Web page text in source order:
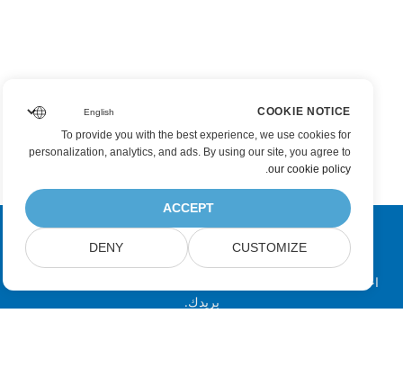
اشترك في تحديثات منتجات Aspose
احصل على النشرات الإخبارية الشهرية والعروض مباشرةً في صندوق
بريدك.
COOKIE NOTICE
To provide you with the best experience, we use cookies for
personalization, analytics, and ads. By using our site, you agree to
our cookie policy
.
ACCEPT
CUSTOMIZE
DENY